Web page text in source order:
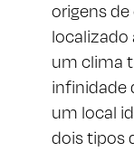
origens de
localizado
um clima
infinidade
um local
dois tipos